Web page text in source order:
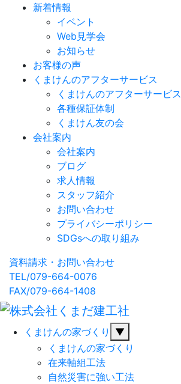
新着情報
イベント
Web見学会
お知らせ
お客様の声
くまけんのアフターサービス
くまけんのアフターサービス
各種保証体制
くまけん友の会
会社案内
会社案内
ブログ
求人情報
スタッフ紹介
お問い合わせ
プライバシーポリシー
SDGsへの取り組み
資料請求・お問い合わせ
TEL/079-664-0076
FAX/079-664-1408
くまけんの家づくり
▼
くまけんの家づくり
在来軸組工法
自然災害に強い工法